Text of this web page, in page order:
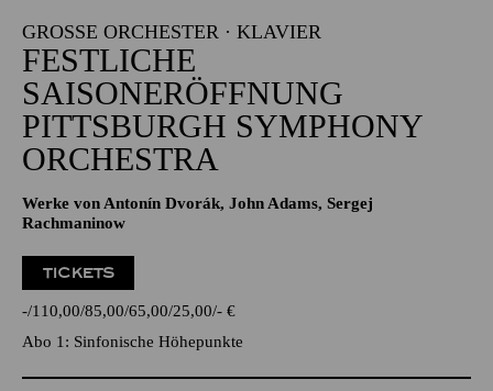
GROSSE ORCHESTER · KLAVIER
FESTLICHE
SAISONERÖFFNUNG
PITTSBURGH SYMPHONY
ORCHESTRA
Werke von Antonín Dvorák, John Adams, Sergej
Rachmaninow
TICKETS
- 110,00 85,00 65,00 25,00 - €
Abo 1: Sinfonische Höhepunkte